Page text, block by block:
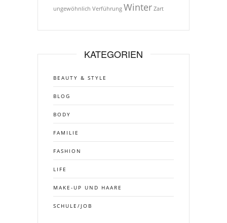
ungewöhnlich Verführung Winter Zart
KATEGORIEN
BEAUTY & STYLE
BLOG
BODY
FAMILIE
FASHION
LIFE
MAKE-UP UND HAARE
SCHULE/JOB